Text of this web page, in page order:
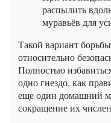
распылить
муравьёв для
Такой вариант
относительно
Полностью
одно гнездо, как
еще один домашний
сокращение их